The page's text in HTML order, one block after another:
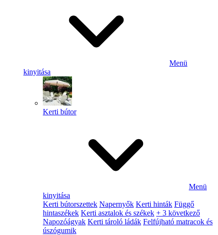
Menü
kinyitása
Kerti bútor
Menü
kinyitása
Kerti bútorszettek Napernyők Kerti hinták Függő
hintaszékek Kerti asztalok és székek + 3 következő
Napozóágyak Kerti tároló ládák Felfújható matracok és
úszógumik